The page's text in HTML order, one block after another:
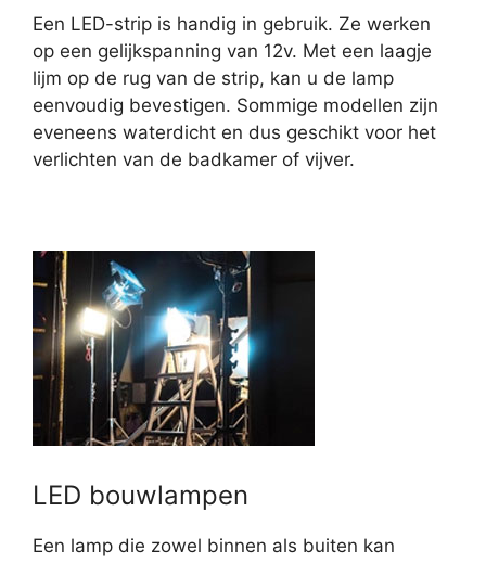
Een LED-strip is handig in gebruik. Ze werken
op een gelijkspanning van 12v. Met een laagje
lijm op de rug van de strip, kan u de lamp
eenvoudig bevestigen. Sommige modellen zijn
eveneens waterdicht en dus geschikt voor het
verlichten van de badkamer of vijver.
LED bouwlampen
Een lamp die zowel binnen als buiten kan